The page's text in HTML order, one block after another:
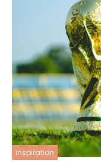
inspiration